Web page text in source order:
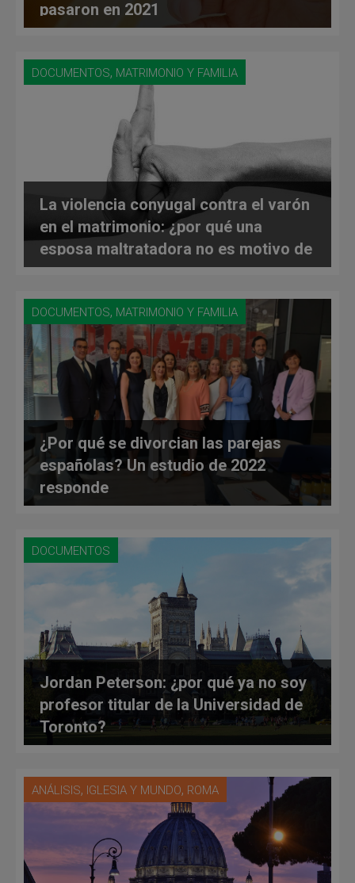
pasaron en 2021
DOCUMENTOS, MATRIMONIO Y FAMILIA
La violencia conyugal contra el varón
en el matrimonio: ¿por qué una
esposa maltratadora no es motivo de
risa?
DOCUMENTOS, MATRIMONIO Y FAMILIA
¿Por qué se divorcian las parejas
españolas? Un estudio de 2022
responde
DOCUMENTOS
Jordan Peterson: ¿por qué ya no soy
profesor titular de la Universidad de
Toronto?
ANÁLISIS, IGLESIA Y MUNDO, ROMA